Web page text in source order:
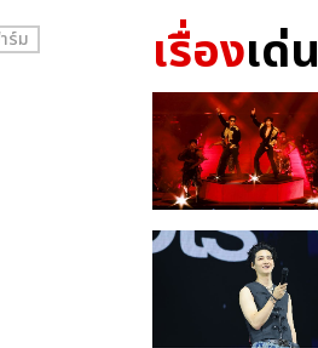
ร์ม
เรื่องเด่น